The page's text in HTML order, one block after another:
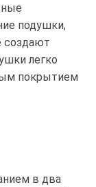
подушки,
создают
легко
покрытием
в два